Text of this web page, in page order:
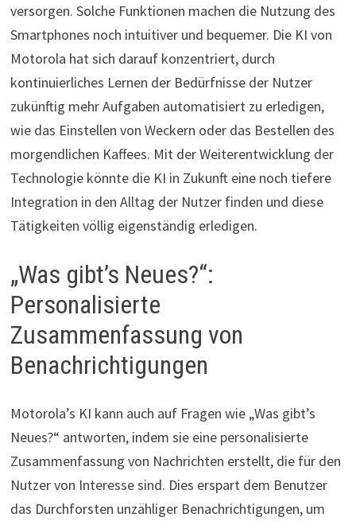
versorgen. Solche Funktionen machen die Nutzung des
Smartphones noch intuitiver und bequemer. Die KI von
Motorola hat sich darauf konzentriert, durch
kontinuierliches Lernen der Bedürfnisse der Nutzer
zukünftig mehr Aufgaben automatisiert zu erledigen,
wie das Einstellen von Weckern oder das Bestellen des
morgendlichen Kaffees. Mit der Weiterentwicklung der
Technologie könnte die KI in Zukunft eine noch tiefere
Integration in den Alltag der Nutzer finden und diese
Tätigkeiten völlig eigenständig erledigen.
„Was gibt’s Neues?“:
Personalisierte
Zusammenfassung von
Benachrichtigungen
Motorola’s KI kann auch auf Fragen wie „Was gibt’s
Neues?“ antworten, indem sie eine personalisierte
Zusammenfassung von Nachrichten erstellt, die für den
Nutzer von Interesse sind. Dies erspart dem Benutzer
das Durchforsten unzähliger Benachrichtigungen, um